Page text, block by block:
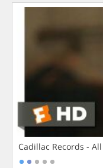
Cadillac Records -